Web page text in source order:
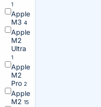
1
Apple
M3 4
Apple
M2
Ultra
1
Apple
M2
Pro 2
Apple
M2 15